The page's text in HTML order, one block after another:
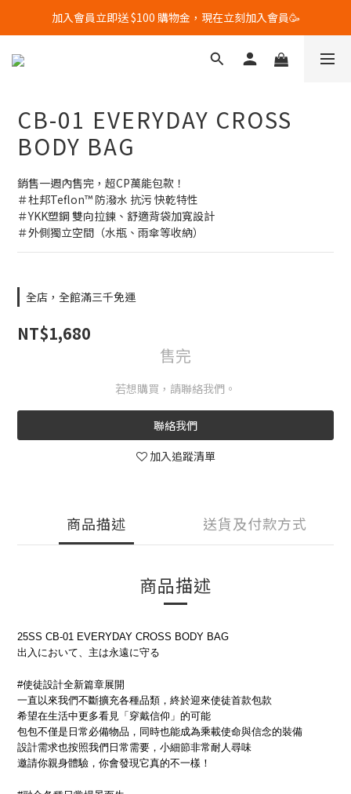
全館滿$3000 免運優惠中🔥🔥🔥 (限台灣地區)
加入會員立即送 $100 購物金，現在立刻加入會員🥳
全館滿$3000 免運優惠中🔥🔥🔥 (限台灣地區)
CB-01 EVERYDAY CROSS
BODY BAG
銷售一週內售完，超CP萬能包款！
＃杜邦Teflon™ 防潑水 抗污 快乾特性
＃YKK塑鋼 雙向拉鍊、舒適背袋加寬設計
＃外側獨立空間（水瓶、雨傘等收納）
全店，全館滿三千免運
NT$1,680
售完
若想購買，請聯絡我們。
聯絡我們
加入追蹤清單
商品描述 送貨及付款方式
商品描述
25SS CB-01 EVERYDAY CROSS BODY BAG
出入において、主は永遠に守る
#使徒設計全新篇章展開
一直以來我們不斷擴充各種品類，終於迎來使徒首款包款
希望在生活中更多看見「穿戴信仰」的可能
包包不僅是日常必備物品，同時也能成為乘載使命與信念的裝備
設計需求也按照我們日常需要，小細節非常耐人尋味
邀請你親身體驗，你會發現它真的不一樣！